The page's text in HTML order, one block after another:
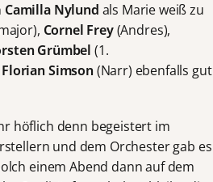
Camilla Nylund als Marie weiß zu
Cornel Frey(Andres),
Grümbel (1.
Florian Simson(Narr) ebenfalls gut
höflich denn begeistert im
und dem Orchester gab es
einem Abend dann auf dem